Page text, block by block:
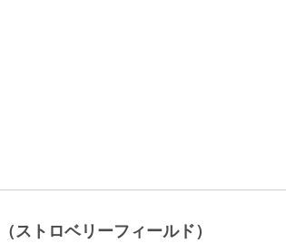
ストロベリーフィールド）